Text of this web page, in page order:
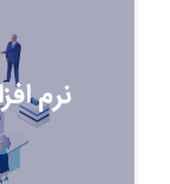
نرم